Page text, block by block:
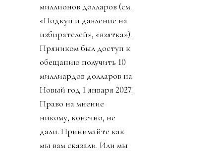
миллионов долларов (см.
«Подкуп и давление на
избирателей», «взятка»).
Пряником был доступ к
обещанию получить 10
миллиардов долларов на
Новый год 1 января 2027.
Право на мнение
никому, конечно, не
дали. Принимайте как
мы вам сказали. Или мы